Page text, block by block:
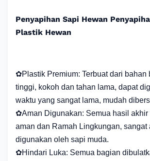
Penyapihan Sapi Hewan
Plastik Hewan
✿Plastik Premium: Terbuat dari bahan
tinggi, kokoh dan tahan lama, dapat
waktu yang sangat lama, mudah
✿Aman Digunakan: Semua hasil akhir
aman dan Ramah Lingkungan, sangat
digunakan oleh sapi muda.
✿Hindari Luka: Semua bagian